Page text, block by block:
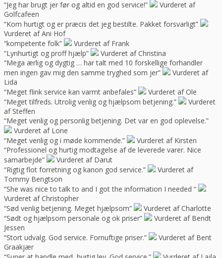
“Jeg har brugt jer før og altid en god service!”
Vurderet af
Golfcafeen
“Kom hurtigt og er præcis det jeg bestilte. Pakket forsvarligt”
Vurderet af Ani Hof
“kompetente folk”
Vurderet af Frank
“Lynhurtigt og proff hjælp”
Vurderet af Christina
“Mega ærlig og dygtig … har talt med 10 forskellige forhandler
men ingen gav mig den samme tryghed som jer”
Vurderet af
Lida
“Meget flink service kan varmt anbefales”
Vurderet af Ole
“Meget tilfreds. Utrolig venlig og hjælpsom betjening.”
Vurderet
af Steffen
“Meget venlig og personlig betjening. Det var en god oplevelse.”
Vurderet af Lone
“Meget venlig og i møde kommende.”
Vurderet af Kirsten
“Professionel og hurtig modtagelse af de leverede varer. Nice
samarbejde”
Vurderet af Darut
“Rigtig flot forretning og kanon god service.”
Vurderet af
Tommy Bengtson
“She was nice to talk to and I got the information I needed “
Vurderet af Christopher
“Sød venlig betjening. Meget hjælpsom”
Vurderet af Charlotte
“Sødt og hjælpsom personale og ok priser”
Vurderet af Bendt
Jessen
“Stort udvalg. God service. Fornuftige priser.”
Vurderet af Bent
Graakjær